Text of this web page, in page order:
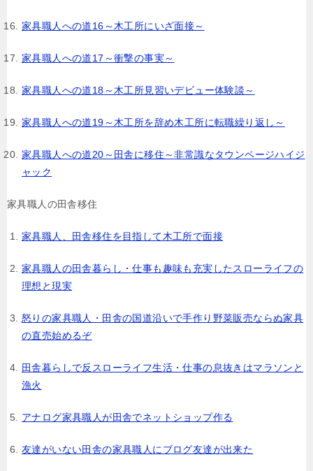
家具職人への道16～木工所にいざ面接～
家具職人への道17～衝撃の事実～
家具職人への道18～木工所見習いデビュー体験談～
家具職人への道19～木工所を辞め木工所に転職繰り返し～
家具職人への道20～田舎に移住～非常識なタウンページハイジ
ャック
家具職人の田舎移住
家具職人、田舎移住を目指して木工所で面接
家具職人の田舎暮らし・仕事も趣味も充実したスローライフの
理想と現実
怒りの家具職人・田舎の国道沿いで手作り野菜販売ならぬ家具
の直売始めるぞ
田舎暮らしで反スローライフ生活・仕事の息抜きはマラソンと
漁火
アナログ家具職人が田舎でネットショップ作る
友達がいない田舎の家具職人にブログ友達が出来た